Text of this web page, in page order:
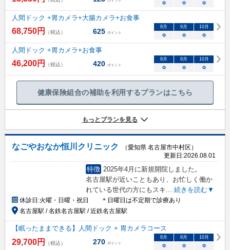
○ ○ ○
人間ドック +胃カメラ+大腸カメラ+お食事
68,750円 （税込） 625 ポイント
8 月 9 月 10月
○ ○ ○
人間ドック +胃カメラ+お食事
46,200円 （税込） 420 ポイント
8 月 9 月 10月
○ ○ ○
健康保険組合の補助を利用するプランはこちら
もっとプランを見る
なごやおなか恒川クリニック
（愛知県 名古屋市中村区）
更新日:2026.08.01
特徴 2025年4月に新規開院しました。
名古屋駅が近いこともあり、お忙しく働か
れている世代の方にもスキ... 続きを読む▼
休診日:火曜・日曜・祝日 ＊日曜日は不定期で診療あり
名古屋駅 / 名鉄名古屋駅 / 近鉄名古屋駅
【眠ったままできる】人間ドック + 胃カメラコース
29,700円 （税込） 270 ポイント
8月 9月 10月
○ ○ ○